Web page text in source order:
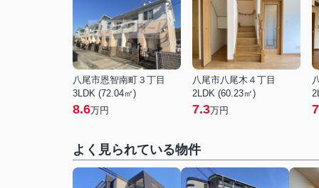
八尾市恩智南町３丁目
3LDK (72.04㎡)
8.6万円
八尾市八尾木４丁目
2LDK (60.23㎡)
7.3万円
よく見られている物件